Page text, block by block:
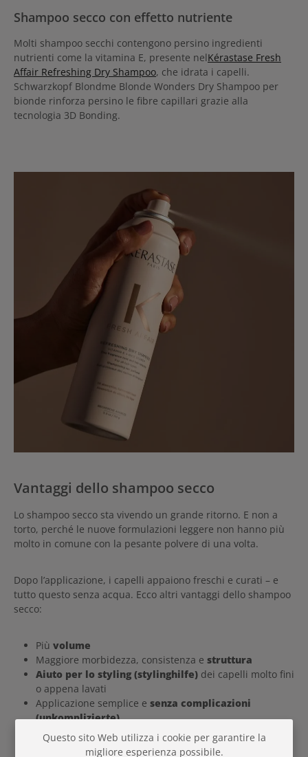
Shampoo secco con effetto nutriente
Molti shampoo secchi contengono persino ingredienti
nutrienti come la vitamina E, presente nelKérastase Fresh
Affair Refreshing Dry Shampoo, che idrata i capelli.
Schwarzkopf Blondme Blonde Wonders Dry Shampoo per
bionde rinforza persino le fibre capillari grazie alla
tecnologia 3D Bonding.
Vantaggi dello shampoo secco
Lo shampoo secco sta vivendo un grande ritorno. E non a
torto, perché le nuove formulazioni leggere non hanno più
molto in comune con la pesante polvere di una volta.
Dopo l’applicazione, i capelli appaiono freschi e curati – e
tutto questo senza acqua. Ecco altri vantaggi dello shampoo
secco:
Più volume
Maggiore morbidezza, consistenza e struttura
Aiuto per lo styling (stylinghilfe) dei capelli molto fini
o appena lavati
Applicazione semplice e senza complicazioni
(unkomplizierte)
Effetto immediato (sofort effekt)
Capelli fini? Nessun problema: con lo shampoo secco i
Questo sito Web utilizza i cookie per garantire la
migliore esperienza possibile.